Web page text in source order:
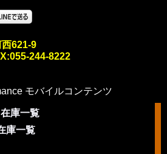
621-9
244-8222
モバイルコンテンツ
庫一覧
庫一覧